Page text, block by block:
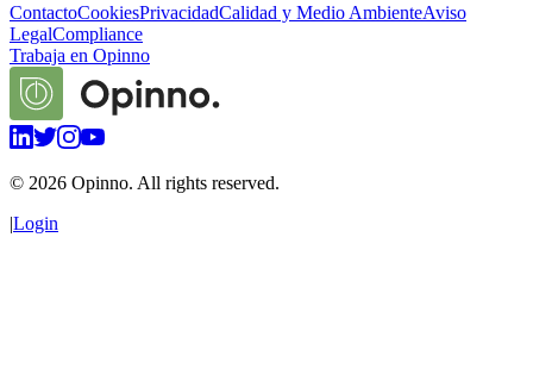
ContactoCookiesPrivacidadCalidad y Medio AmbienteAviso
LegalCompliance
Trabaja en Opinno
© 2026 Opinno. All rights reserved.
|Login